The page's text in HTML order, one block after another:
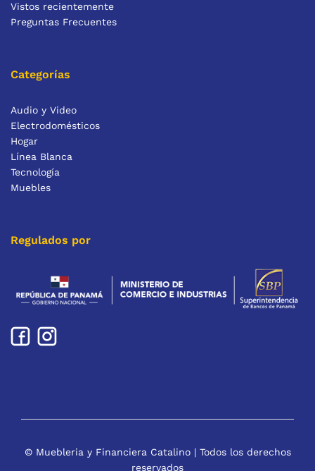
Vistos recientemente
Preguntas Frecuentes
Categorías
Audio y Video
Electrodomésticos
Hogar
Línea Blanca
Tecnología
Muebles
Regulados por
© Muebleria y Financiera Catalino | Todos los derechos
reservados